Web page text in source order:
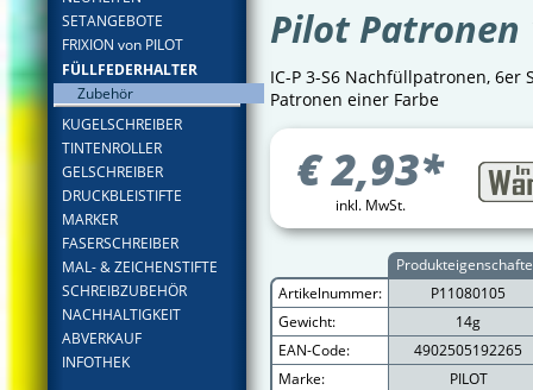
SETANGEBOTE
FRIXION von PILOT
FÜLLFEDERHALTER
Zubehör
KUGELSCHREIBER
TINTENROLLER
GELSCHREIBER
DRUCKBLEISTIFTE
MARKER
FASERSCHREIBER
MAL- & ZEICHENSTIFTE
SCHREIBZUBEHÖR
NACHHALTIGKEIT
ABVERKAUF
INFOTHEK
Pilot Patronen
IC-P 3-S6 Nachfüllpatronen, 6er
Patronen einer Farbe
€2,93*
inkl. MwSt.
Artikelnummer:
P11080105
Gewicht:
14g
EAN-Code:
4902505192265
Marke:
PILOT